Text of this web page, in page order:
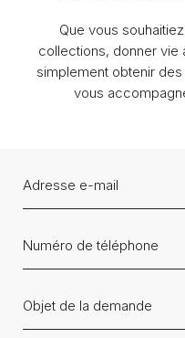
Que vous
collections, donner vie
simplement obtenir
vous